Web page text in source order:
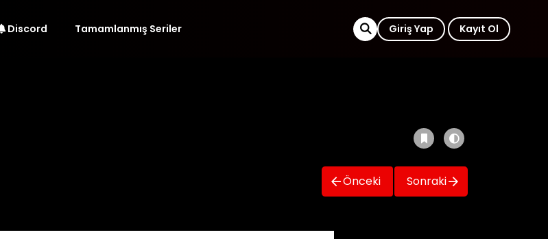
Discord Tamamlanmış Seriler Giriş Yap Kayıt Ol
Önceki Sonraki